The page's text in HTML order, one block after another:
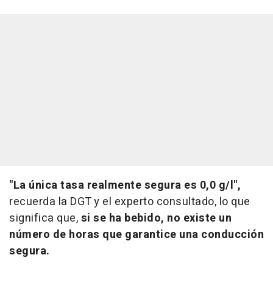
"La única tasa realmente segura es 0,0 g/l",
recuerda la DGT y el experto consultado, lo que
significa que,si se ha bebido, no existe un
número de horas que garantice una conducción
segura.